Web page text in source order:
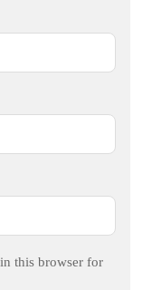
this browser for